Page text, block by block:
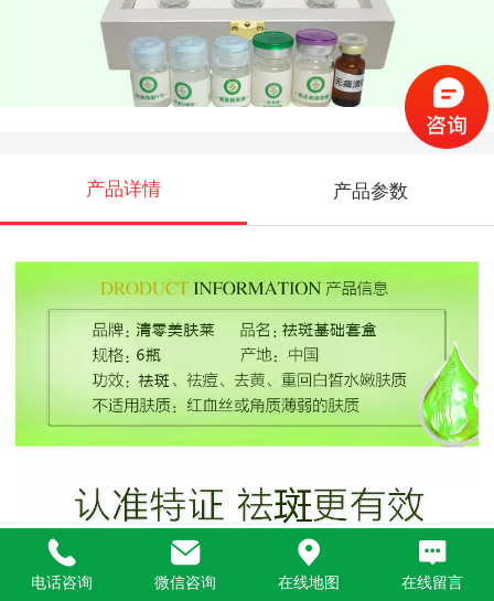
祛斑基础套装
产品详情 产品参数
电话咨询 微信咨询 在线地图 在线留言